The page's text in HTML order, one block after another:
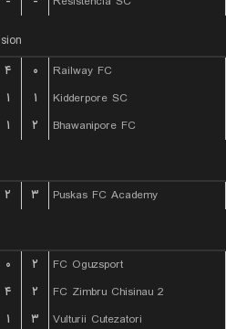
۴ ۰
Railway FC
۱ ۱
Kidderpore SC
۱ ۲ Bhawanipore FC
۲ ۳ Puskas FC Academy
۰ ۲
FC Oguzsport
۴ ۲
FC Zimbru Chisinau 2
۱ ۳ Vulturii Cutezatori